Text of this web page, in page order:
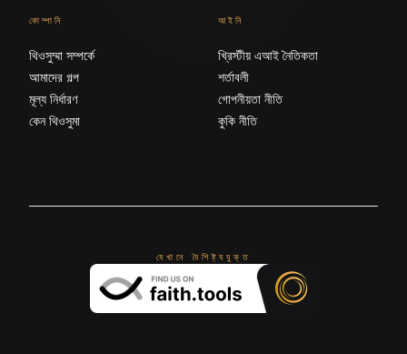
কোম্পানি
থিওসুম্মা সম্পর্কে
আমাদের গল্প
মূল্য নির্ধারণ
কেন থিওসুমা
আইনি
খ্রিস্টীয় এআই নৈতিকতা
শর্তাবলী
গোপনীয়তা নীতি
কুকি নীতি
যেখানে বৈশিষ্ট্যযুক্ত